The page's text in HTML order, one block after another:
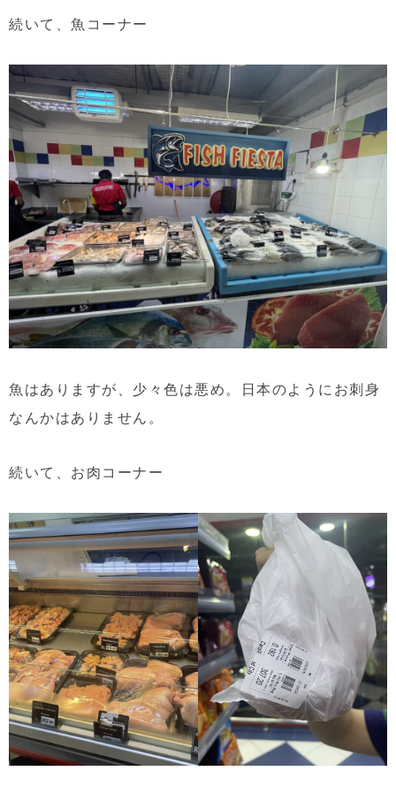
続いて、魚コーナー
魚はありますが、少々色は悪め。日本のようにお刺身
なんかはありません。
続いて、お肉コーナー